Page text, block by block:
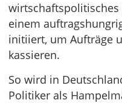
wirtschaftspolitisches
einem
initiiert, um Aufträge
kassieren.
So wird in
Politiker als